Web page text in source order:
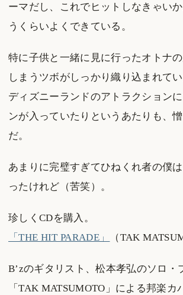
ーマだし、これでヒットしなきゃい
うくらいよくできている。
特に子供と一緒に見に行ったオトナ
しまうツボがしっかり織り込まれて
ディズニーランドのアトラクション
ンが入っていたりというあたりも、
だ。
あまりに完璧すぎてひねくれ者の僕
ったけれど（苦笑）。
珍しくCDを購入。
「THE HIT PARADE」
（TAK
B’zのギタリスト、松本孝弘のソロ・
「TAK MATSUMOTO」による邦楽カ